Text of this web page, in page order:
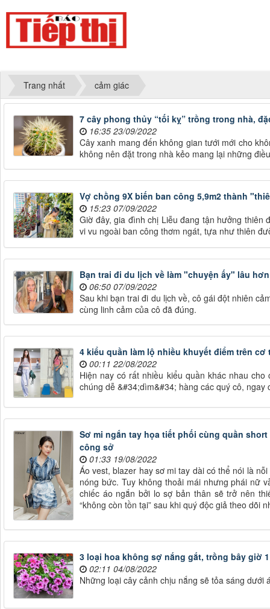
Trang nhất cảm giác
7 cây phong thủy “tối kỵ” trồng trong nhà,
16:35 23/09/2022
Cây xanh mang đến không gian tưới mới cho
không nên đặt trong nhà kẻo mang lại những
Vợ chồng 9X biến ban công 5,9m2 thành
15:23 07/09/2022
Giờ đây, gia đình chị Liễu đang tận hưởng thiên
vi vu ngoài ban công thơm ngát, tựa như thiên
Bạn trai đi du lịch về làm "chuyện ấy" lâu
06:50 07/09/2022
Sau khi bạn trai đi du lịch về, cô gái đột nhiên
cùng linh cảm của cô đã đúng.
4 kiểu quần làm lộ nhiều khuyết điểm trên
00:11 22/08/2022
Hiện nay có rất nhiều kiểu quần khác nhau
chúng dễ &#34;dìm&#34; hàng các quý cô,
Sơ mi ngắn tay họa tiết phối cùng quần
công sở
01:33 19/08/2022
Áo vest, blazer hay sơ mi tay dài có thể nói là
nóng bức. Tuy không thoải mái nhưng phái nữ
chiếc áo ngắn bởi lo sợ bản thân sẽ trở nên
“không còn tồn tại” sau khi quý độc giả theo dõi
3 loại hoa không sợ nắng gắt, trồng bây giờ
02:11 04/08/2022
Những loại cây cảnh chịu nắng sẽ tỏa sáng dưới